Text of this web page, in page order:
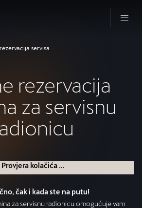
servisa
rezervacija
za servisnu
Provjera kolačića ...
čak i kada ste na putu!
za servisnu radionicu omogućuje vam